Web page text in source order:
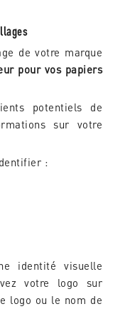
de votre marque
pour vos papiers
potentiels de
sur votre
:
identité visuelle
votre logo sur
logo ou le nom de